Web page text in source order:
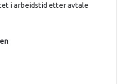
i arbeidstid etter avtale